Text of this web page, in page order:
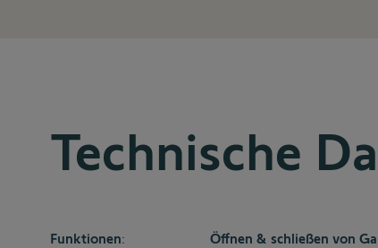
Technische
Funktionen:
Öffnen & schließen von